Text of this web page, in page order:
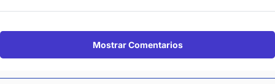
Mostrar Comentarios